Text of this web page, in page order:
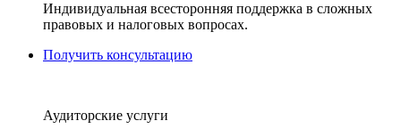
Индивидуальная всесторонняя поддержка в сложных
правовых и налоговых вопросах.
Получить консультацию
Аудиторские услуги